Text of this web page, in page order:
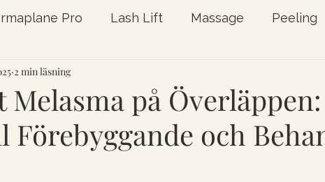
Pro Lash Lift Massage Peeling
skönhet
på
Förebyggande och
2 min läsning